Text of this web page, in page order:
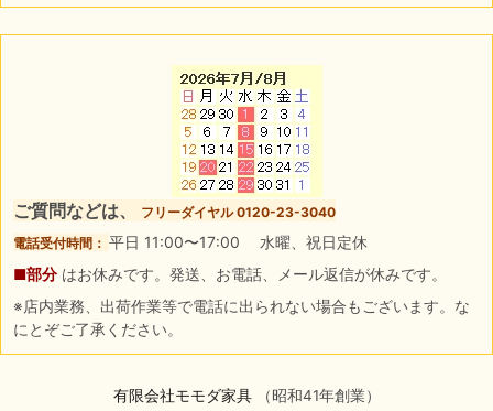
ご質問などは、
フリーダイヤル 0120-23-3040
電話受付時間： 平日 11:00〜17:00 水曜、祝日定休
■部分 はお休みです。発送、お電話、メール返信が休みです。
※店内業務、出荷作業等で電話に出られない場合もございます。な
にとぞご了承ください。
有限会社モモダ家具（昭和41年創業）